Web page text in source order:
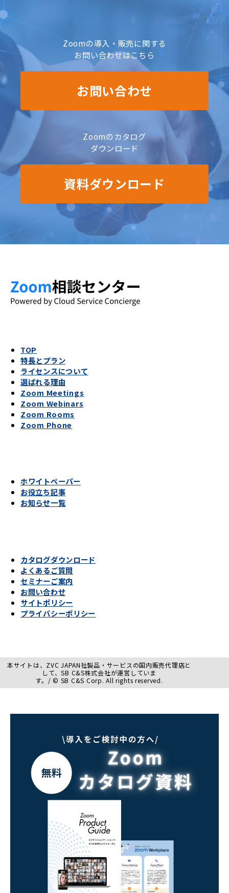
Zoomの導入・販売に関する
お問い合わせはこちら
お問い合わせ
Zoomのカタログ
ダウンロード
資料ダウンロード
TOP
特長とプラン
ライセンスについて
選ばれる理由
Zoom Meetings
Zoom Webinars
Zoom Rooms
Zoom Phone
ホワイトペーパー
お役立ち記事
お知らせ一覧
カタログダウンロード
よくあるご質問
セミナーご案内
お問い合わせ
サイトポリシー
プライバシーポリシー
本サイトは、ZVC JAPAN社製品・サービスの国内販売代理店と
して、SB C&S株式会社が運営していま
す。/ © SB C&S Corp. All rights reserved.